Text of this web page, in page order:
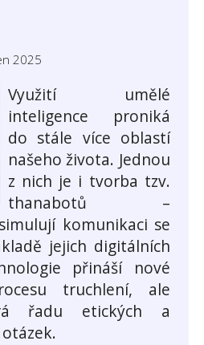
2025
Využití umělé
inteligence proniká
do stále více oblastí
našeho života. Jednou
z nich je i tvorba tzv.
thanabotů –
komunikaci se
jejich digitálních
přináší nové
truchlení, ale
řadu etických a